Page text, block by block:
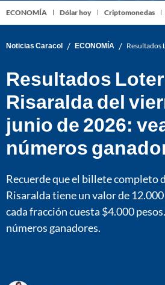
ECONOMÍA Dólar hoy Criptomonedas
Noticias Caracol / ECONOMÍA / Resultados
Resultados
Risaralda del
junio de 2026:
números
Recuerde que el billete completo
Risaralda tiene un valor de
cada fracción cuesta $4.000
números ganadores.